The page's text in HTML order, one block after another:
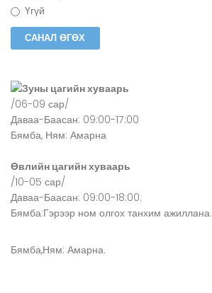
Үгүй
Зуны цагийн хуваарь
/06-09 сар/
Даваа-Баасан: 09:00-17:00
Бямба, Ням: Амарна
Өвлийн цагийн хуваарь
/10-05 сар/
Даваа-Баасан: 09:00-18:00.
Бямба:Гэрээр ном олгох танхим ажиллана.
Бямба,Ням: Амарна.